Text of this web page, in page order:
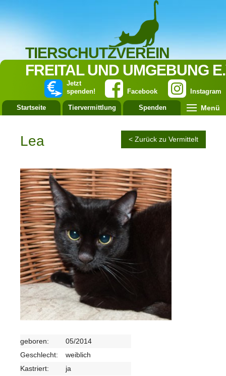
TIERSCHUTZVEREIN
FREITAL UND UMGEBUNG
Instagram
Facebook
Jetzt
spenden!
Startseite Tiervermittlung Spenden Menü
Lea < Zurück zu Vermittelt
geboren:
05/2014
Geschlecht:
weiblich
Kastriert:
ja